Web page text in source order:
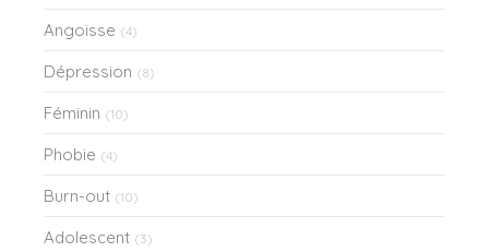
Angoisse (4)
Dépression (8)
Féminin (10)
Phobie (4)
Burn-out (10)
Adolescent (3)